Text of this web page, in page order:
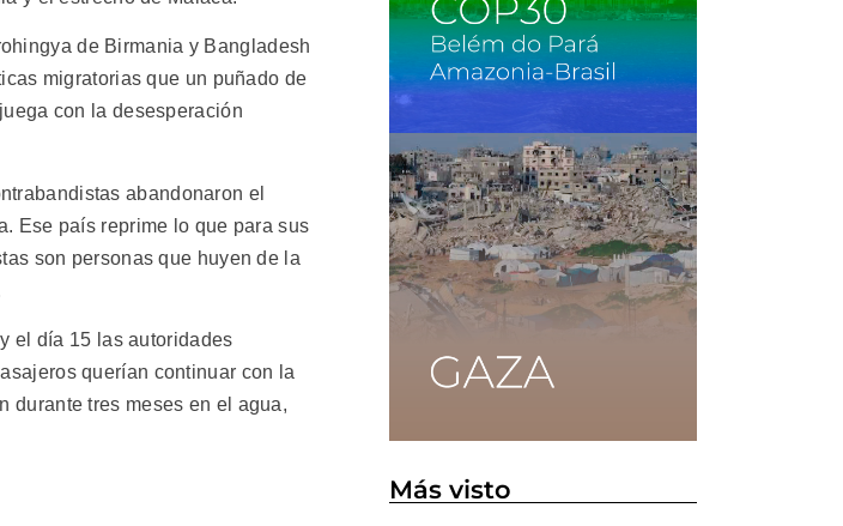
de Birmania y Bangladesh
migratorias que un puñado de
con la desesperación
abandonaron el
Ese país reprime lo que para sus
son personas que huyen de la
el día 15 las autoridades
querían continuar con la
durante tres meses en el agua,
Más visto